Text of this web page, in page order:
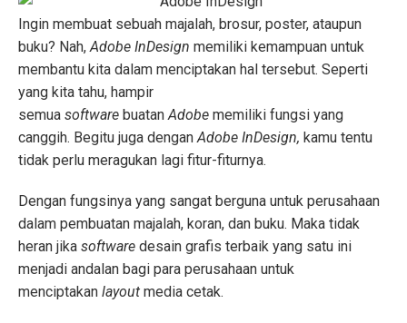
Ingin membuat sebuah majalah, brosur, poster, ataupun
buku? Nah,Adobe InDesign memiliki kemampuan untuk
membantu kita dalam menciptakan hal tersebut. Seperti
yang kita tahu, hampir
semua software buatanAdobe memiliki fungsi yang
canggih. Begitu juga denganAdobe InDesign, kamu tentu
tidak perlu meragukan lagi fitur-fiturnya.
Dengan fungsinya yang sangat berguna untuk perusahaan
dalam pembuatan majalah, koran, dan buku. Maka tidak
heran jika software desain grafis terbaik yang satu ini
menjadi andalan bagi para perusahaan untuk
menciptakan layout media cetak.